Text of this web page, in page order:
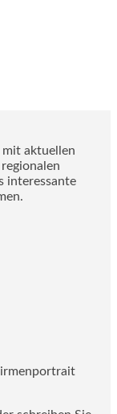
mit aktuellen
interessante